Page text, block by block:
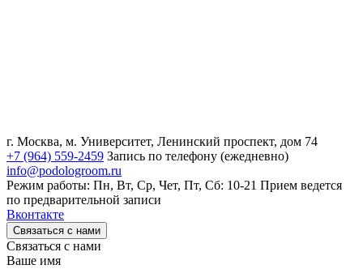
г. Москва, м. Университет, Ленинский проспект, дом 74
+7 (964) 559-2459 Запись по телефону (ежедневно)
info@podologroom.ru
Режим работы: Пн, Вт, Ср, Чет, Пт, Сб: 10-21 Прием ведется
по предварительной записи
Вконтакте
Связаться с нами
Связаться с нами
Ваше имя